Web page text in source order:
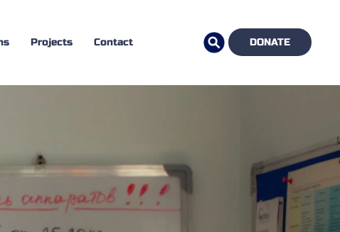
Projects Contact DONATE